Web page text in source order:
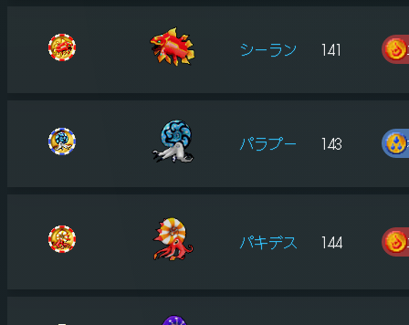
シーラン 141
パラプー 143
パキデス 144